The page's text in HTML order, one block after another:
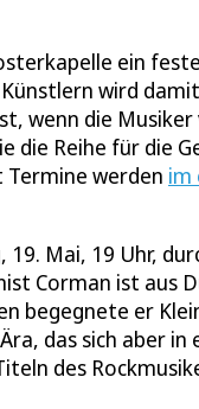
ein
wird
wenn die
die Reihe für die
werden im
Mai, 19 Uhr,
Corman ist aus
begegnete er
das sich aber
des